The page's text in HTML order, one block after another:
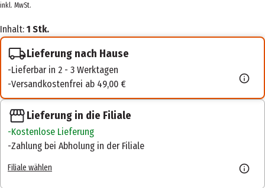
inkl. MwSt.
Inhalt: 1 Stk.
Lieferung nach Hause
Lieferbar in 2 - 3 Werktagen
Versandkostenfrei ab 49,00 €
Lieferung in die Filiale
Kostenlose Lieferung
Zahlung bei Abholung in der Filiale
Filiale wählen